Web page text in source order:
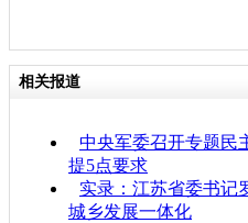
相关报道
中央军委召开专题民
提5点要求
实录：江苏省委书记
城乡发展一体化